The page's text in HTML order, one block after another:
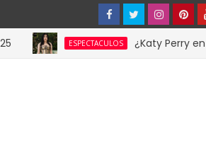
ESPECTACULOS ¿Katy Perry en la Gala